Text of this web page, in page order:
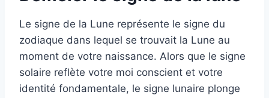
Le signe de la Lune représente le signe du
zodiaque dans lequel se trouvait la Lune au
moment de votre naissance. Alors que le signe
solaire reflète votre moi conscient et votre
identité fondamentale, le signe lunaire plonge